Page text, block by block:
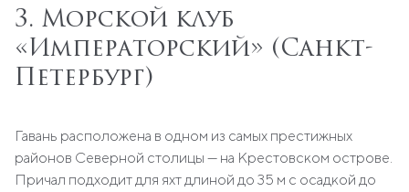
3. Морской клуб
«Императорский» (Санкт-
Петербург)
Гавань расположена в одном из самых престижных
районов Северной столицы — на Крестовском острове.
Причал подходит для яхт длиной до 35 м с осадкой до